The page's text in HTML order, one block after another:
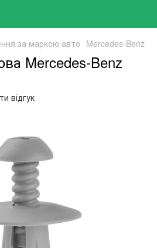
за маркою авто Mercedes-Benz
Mercedes-Benz
відгук